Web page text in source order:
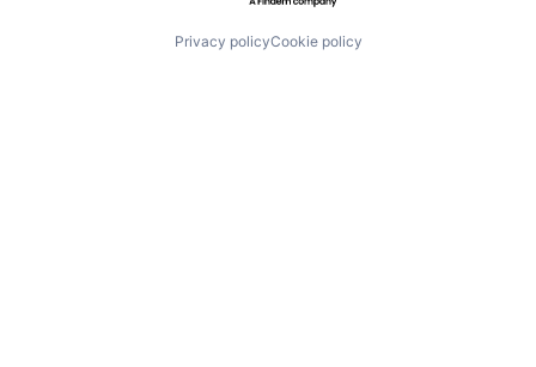
Privacy policyCookie policy